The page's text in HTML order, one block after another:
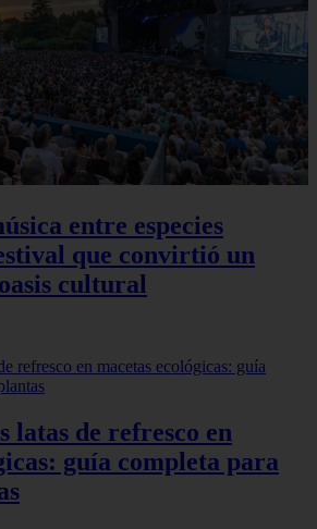
entre especies
que convirtió un
cultural
latas de refresco en
guía completa para